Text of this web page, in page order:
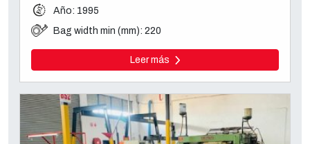
Año: 1995
Bag width min (mm): 220
Leer más